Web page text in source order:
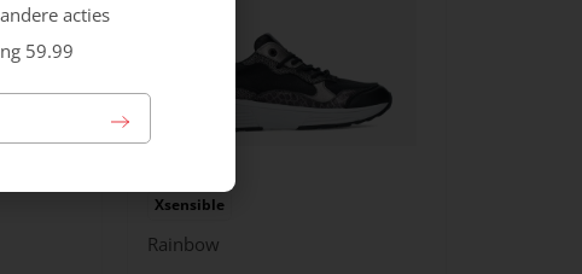
Xsensible
Rainbow
acties
59.99